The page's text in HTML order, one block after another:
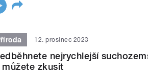
12. prosinec 2023
nejrychlejší
zkusit